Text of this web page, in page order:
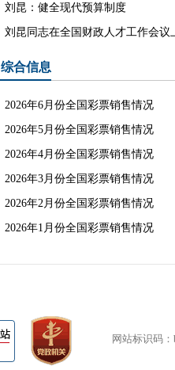
刘昆：健全现代预算制度
刘昆同志在全国财政人才工作会议
综合信息
2026年6月份全国彩票销售情况
2026年5月份全国彩票销售情况
2026年4月份全国彩票销售情况
2026年3月份全国彩票销售情况
2026年2月份全国彩票销售情况
2026年1月份全国彩票销售情况
网站标识码